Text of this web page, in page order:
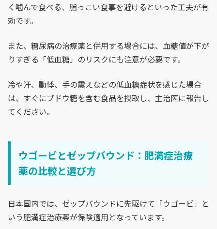
く噛んで食べる、脂っこい食事を避けるといった工夫が有
効です。
また、糖尿病の治療薬と併用する場合には、血糖値が下が
りすぎる「低血糖」のリスクにも注意が必要です。
冷や汗、動悸、手の震えなどの低血糖症状を感じた場合
は、すぐにブドウ糖を含む食品を摂取し、主治医に報告し
てください。
ウゴービとゼップバウンド：肥満症治療
薬の比較と選び方
日本国内では、ゼップバウンドに先駆けて「ウゴービ」と
いう肥満症治療薬が保険適用となっています。